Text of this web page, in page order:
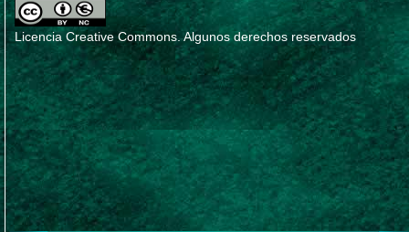
Licencia Creative Commons. Algunos derechos reservados